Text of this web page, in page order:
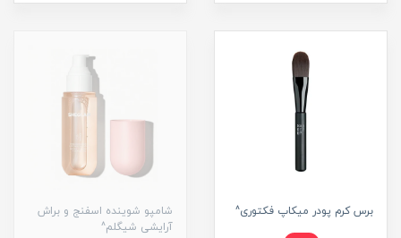
برس کرم پودر میکاپ فکتوری^
شامپو شوینده اسفنج و براش
آرایشی شیگلم^